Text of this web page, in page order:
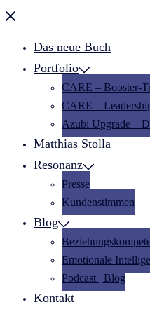
Menü
Das neue Buch
Portfolio
CARE – Booster-
CARE –
Azubi Upgrade –
Matthias Stolla
Resonanz
Presse
Kundenstimmen
Blog
Emotionale
Podcast | Blog
Kontakt